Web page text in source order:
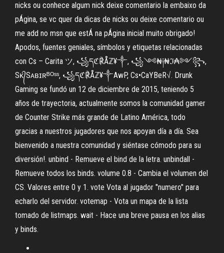
nicks ou conhece algum nick deixe comentario la embaixo da
pÁgina, se vc quer da dicas de nicks ou deixe comentario ou
me add no msn que estÁ na pÁgina inicial muito obrigado!
Apodos, fuentes geniales, símbolos y etiquetas relacionadas
con Cs – Carita ツ, ꧁དℭ℟Åℤ¥༒, ꧁༺₦༏₦ℑ₳༻꧂,
Sᴋ᭄Sᴀʙɪʀᴮᴼˢˢ, ꧁དℭ℟Åℤ¥༒AwP, Cs•CaYBeR√. Drunk
Gaming se fundó un 12 de diciembre de 2015, teniendo 5
años de trayectoria, actualmente somos la comunidad gamer
de Counter Strike más grande de Latino América, todo
gracias a nuestros jugadores que nos apoyan día a día. Sea
bienvenido a nuestra comunidad y siéntase cómodo para su
diversión!. unbind - Remueve el bind de la letra. unbindall -
Remueve todos los binds. volume 0.8 - Cambia el volumen del
CS. Valores entre 0 y 1. vote Vota al jugador "numero" para
echarlo del servidor. votemap - Vota un mapa de la lista
tomado de listmaps. wait - Hace una breve pausa en los alias
y binds.